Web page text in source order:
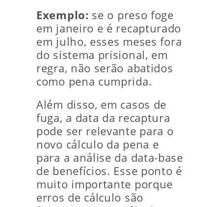
Exemplo: se o preso foge
em janeiro e é recapturado
em julho, esses meses fora
do sistema prisional, em
regra, não serão abatidos
como pena cumprida.
Além disso, em casos de
fuga, a data da recaptura
pode ser relevante para o
novo cálculo da pena e
para a análise da data-base
de benefícios. Esse ponto é
muito importante porque
erros de cálculo são